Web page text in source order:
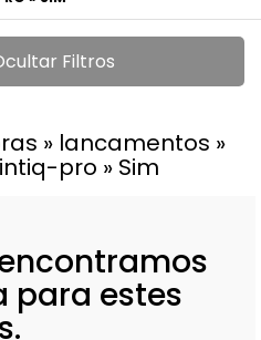
Filtros
» lancamentos »
pro » Sim
para estes